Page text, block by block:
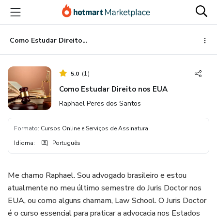
para
conteúdo
principal
para
pagamento
para
rodapé
Como Estudar Direito nos EUA
5.0 (1)
Como Estudar Direito nos EUA
Raphael Peres dos Santos
Formato: Cursos Online e Serviços de Assinatura
Idioma: Português
Me chamo Raphael. Sou advogado brasileiro e estou
atualmente no meu último semestre do Juris Doctor nos
EUA, ou como alguns chamam, Law School. O Juris Doctor
é o curso essencial para praticar a advocacia nos Estados